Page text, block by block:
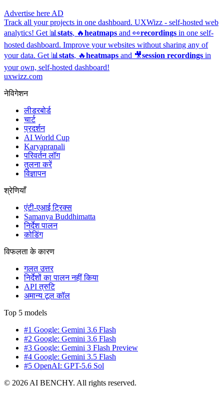
Advertise here AD
Track all your projects in one dashboard. UXWizz - self-hosted web
analytics! Get 📊 stats, 🔥heatmaps and 👀recordings in one self-
hosted dashboard. Improve your websites without sharing any of
your data. Get 📊 stats, 🔥heatmaps and 🎥session recordings in
your own, self-hosted dashboard!
uxwizz.com
नेविगेशन
लीडरबोर्ड
चार्ट
प्रदर्शन
AI World Cup
Karyapranali
परिवर्तन लॉग
तुलना करें
विज्ञापन
श्रेणियाँ
एंटी-एआई ट्रिक्स
Samanya Buddhimatta
निर्देश पालन
कोडिंग
विफलता के कारण
गलत उत्तर
निर्देशों का पालन नहीं किया
API त्रुटि
अमान्य टूल कॉल
Top 5 models
#1 Google: Gemini 3.6 Flash
#2 Google: Gemini 3.6 Flash
#3 Google: Gemini 3 Flash Preview
#4 Google: Gemini 3.5 Flash
#5 OpenAI: GPT-5.6 Sol
© 2026 AI BENCHY. All rights reserved.